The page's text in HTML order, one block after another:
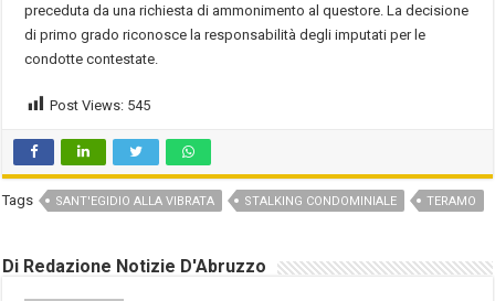
preceduta da una richiesta di ammonimento al questore. La decisione
di primo grado riconosce la responsabilità degli imputati per le
condotte contestate.
Post Views: 545
Tags SANT'EGIDIO ALLA VIBRATA STALKING CONDOMINIALE TERAMO
Di Redazione Notizie D'Abruzzo